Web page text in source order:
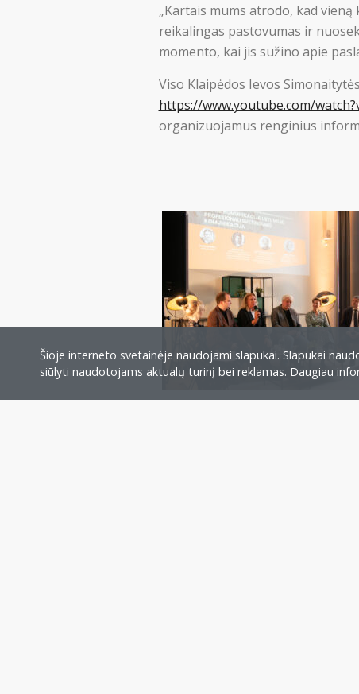
„Kartais mums atrodo, kad
reikalingas pastovumas ir
momento, kai jis sužino apie
Viso Klaipėdos Ievos
https://www.youtube.com/
organizuojamus renginius
Šioje interneto svetainėje naudojami slapukai. Slapukai
siūlyti naudotojams aktualų turinį bei reklamas. Daugiau